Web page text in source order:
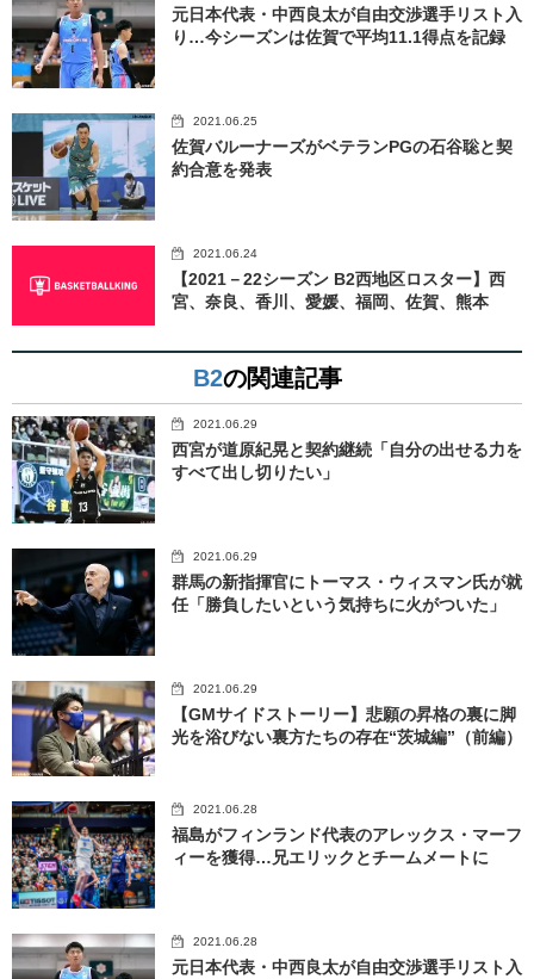
元日本代表・中西良太が自由交渉選手リスト入
り…今シーズンは佐賀で平均11.1得点を記録
2021.06.25
佐賀バルーナーズがベテランPGの石谷聡と契
約合意を発表
2021.06.24
【2021－22シーズン B2西地区ロスター】西
宮、奈良、香川、愛媛、福岡、佐賀、熊本
B2の関連記事
2021.06.29
西宮が道原紀晃と契約継続「自分の出せる力を
すべて出し切りたい」
2021.06.29
群馬の新指揮官にトーマス・ウィスマン氏が就
任「勝負したいという気持ちに火がついた」
2021.06.29
【GMサイドストーリー】悲願の昇格の裏に脚
光を浴びない裏方たちの存在“茨城編”（前編）
2021.06.28
福島がフィンランド代表のアレックス・マーフ
ィーを獲得…兄エリックとチームメートに
2021.06.28
元日本代表・中西良太が自由交渉選手リスト入